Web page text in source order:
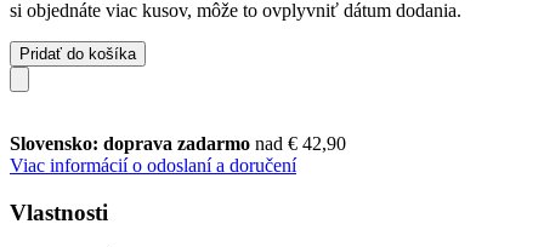
si objednáte viac kusov, môže to ovplyvniť dátum dodania.
Pridať do košíka
Slovensko: doprava zadarmo nad € 42,90
Viac informácií o odoslaní a doručení
Vlastnosti